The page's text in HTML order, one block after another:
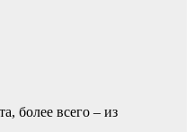
более всего – из